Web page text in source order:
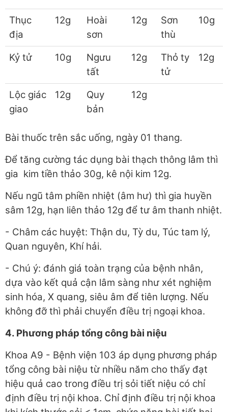
Thục
địa
12g
Hoài
sơn
12g
Sơn
thù
10g
Kỷ tử 10g
Ngưu
tất
12g
Thỏ ty
tử
12g
Lộc giác
giao
12g
Quy
bản
12g
Bài thuốc trên sắc uống, ngày 01 thang.
Để tăng cường tác dụng bài thạch thông lâm thì
gia kim tiền thảo 30g, kê nội kim 12g.
Nếu ngũ tâm phiền nhiệt (âm hư) thì gia huyền
sâm 12g, hạn liên thảo 12g để tư âm thanh nhiệt.
- Châm các huyệt: Thận du, Tỳ du, Túc tam lý,
Quan nguyên, Khí hải.
- Chú ý: đánh giá toàn trạng của bệnh nhân,
dựa vào kết quả cận lâm sàng như xét nghiệm
sinh hóa, X quang, siêu âm để tiên lượng. Nếu
không đỡ thì phải chuyển điều trị ngoại khoa.
4. Phương pháp tổng công bài niệu
Khoa A9 - Bệnh viện 103 áp dụng phương pháp
tổng công bài niệu từ nhiều năm cho thấy đạt
hiệu quả cao trong điều trị sỏi tiết niệu có chỉ
định điều trị nội khoa. Chỉ định điều trị nội khoa